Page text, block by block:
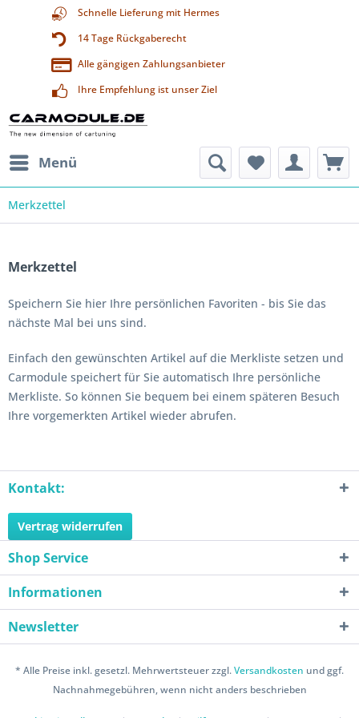
Schnelle Lieferung mit Hermes
14 Tage Rückgaberecht
Alle gängigen Zahlungsanbieter
Ihre Empfehlung ist unser Ziel
Menü
Merkzettel
Merkzettel
Speichern Sie hier Ihre persönlichen Favoriten - bis Sie das
nächste Mal bei uns sind.
Einfach den gewünschten Artikel auf die Merkliste setzen und
Carmodule speichert für Sie automatisch Ihre persönliche
Merkliste. So können Sie bequem bei einem späteren Besuch
Ihre vorgemerkten Artikel wieder abrufen.
Kontakt:
Vertrag widerrufen
Shop Service
Informationen
Newsletter
* Alle Preise inkl. gesetzl. Mehrwertsteuer zzgl.Versandkosten und ggf.
Nachnahmegebühren, wenn nicht anders beschrieben